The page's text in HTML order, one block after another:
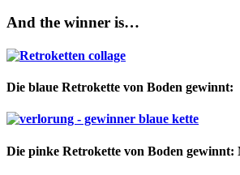
And the winner is…
Die blaue Retrokette von Boden gewinnt:
Die pinke Retrokette von Boden gewinnt: